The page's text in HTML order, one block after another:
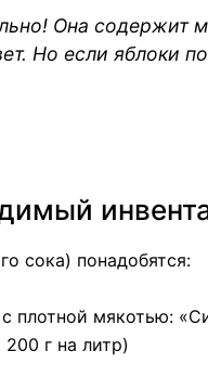
Она содержит
Но если яблоки
сока) понадобятся:
плотной мякотью:
г на литр)